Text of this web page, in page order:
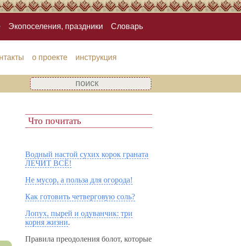
Экопоселения, праздники Словарь
о проекте инструкция
Что почитать
Водный настой сухих корок граната
ЛЕЧИТ ВСЁ!
Не мусор, а польза для огорода!
Как готовить четверговую соль?
Лопух, пырей и одуванчик: три
корня жизни.
Правила преодоления болот, которые